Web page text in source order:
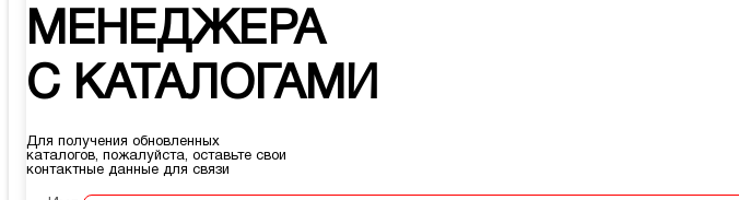
МЕНЕДЖЕРА
С КАТАЛОГАМИ
Для получения обновленных
каталогов, пожалуйста, оставьте свои
контактные данные для связи